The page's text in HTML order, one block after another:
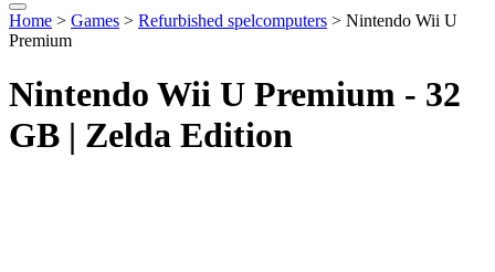
Home > Games > Refurbished spelcomputers > Nintendo Wii U
Premium
Nintendo Wii U Premium - 32
GB | Zelda Edition